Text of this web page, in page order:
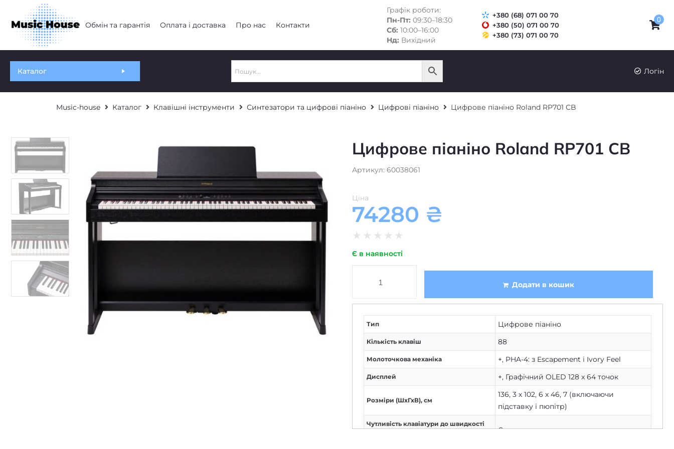
Обмін та гарантія Оплата і доставка Про нас Контакти
Графік роботи:
Пн-Пт: 09:30–18:30
Сб: 10:00–16:00
Нд: Вихідний
+380 (68) 071 00 70
+380 (50) 071 00 70
+380 (73) 071 00 70
0
Каталог Логін
Music-house Каталог Клавішні інструменти Синтезатори та цифрові піаніно Цифрові піаніно Цифрове піаніно Roland RP701 CB
Цифрове піаніно Roland RP701 CB
Артикул: 60038061
Ціна
74280 ₴
★ ★ ★ ★ ★
Є в наявності
Додати в кошик
Тип Цифрове піаніно
Кількість клавіш 88
Молоточкова механіка +, PHA-4: з Escapement і Ivory Feel
Дисплей +, Графічний OLED 128 x 64 точок
Розміри (ШxГхВ), см
136, 3 х 102, 6 х 46, 7 (включаючи
підставку і пюпітр)
Чутливість клавіатури до швидкості
Є